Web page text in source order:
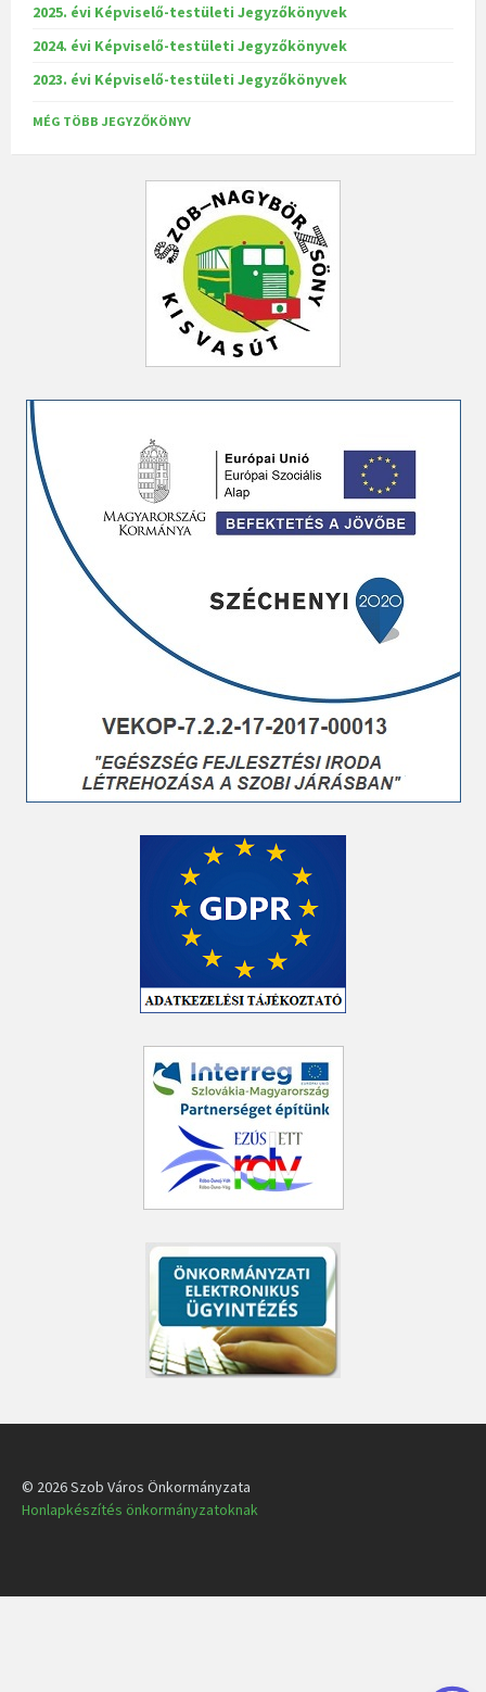
2025. évi Képviselő-testületi Jegyzőkönyvek
2024. évi Képviselő-testületi Jegyzőkönyvek
2023. évi Képviselő-testületi Jegyzőkönyvek
MÉG TÖBB JEGYZŐKÖNYV
© 2026 Szob Város Önkormányzata
Honlapkészítés önkormányzatoknak